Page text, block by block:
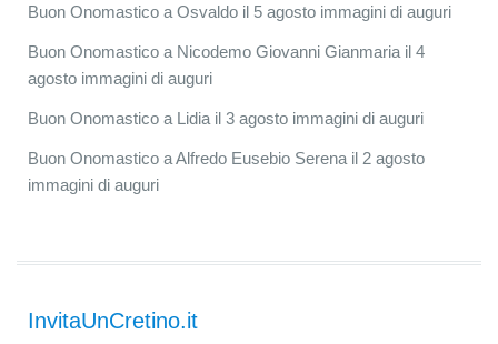
Buon Onomastico a Osvaldo il 5 agosto immagini di auguri
Buon Onomastico a Nicodemo Giovanni Gianmaria il 4
agosto immagini di auguri
Buon Onomastico a Lidia il 3 agosto immagini di auguri
Buon Onomastico a Alfredo Eusebio Serena il 2 agosto
immagini di auguri
InvitaUnCretino.it